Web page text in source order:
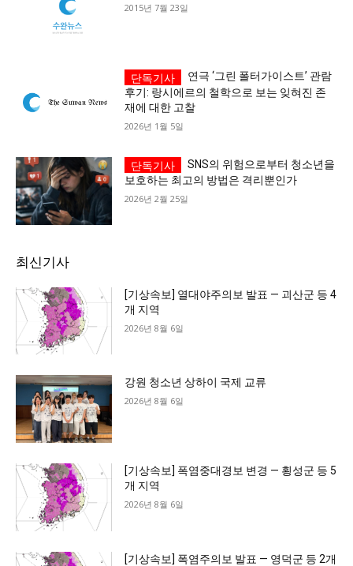
2015년 7월 23일
연극 ‘그린 폴터가이스트’ 관람
후기: 랑시에르의 철학으로 보는 잊혀진 존
재에 대한 고찰
2026년 1월 5일
SNS의 위험으로부터 청소년을
보호하는 최고의 방법은 격리뿐인가
2026년 2월 25일
최신기사
[기상속보] 열대야주의보 발표 — 괴산군 등 4
개 지역
2026년 8월 6일
강원 청소년 상하이 국제 교류
2026년 8월 6일
[기상속보] 폭염중대경보 변경 — 횡성군 등 5
개 지역
2026년 8월 6일
[기상속보] 폭염주의보 발표 — 영덕군 등 2개